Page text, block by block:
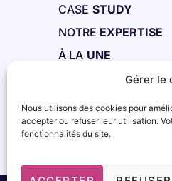
Gérer le
Nous utilisons des cookies pour
accepter ou refuser leur utilisation.
fonctionnalités du site.
CASE STUDY
NOTRE EXPERTISE
À LA UNE